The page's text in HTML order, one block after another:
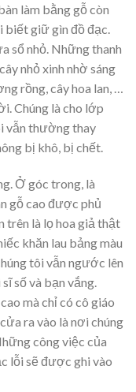
làm bằng gỗ còn
biết giữ gìn đồ đạc.
sổ nhỏ. Những thanh
nhỏ xinh nhờ sáng
rồng, cây hoa lan, …
Chúng là cho lớp
vẫn thường thay
bị khô, bị chết.
Ở góc trong, là
gỗ cao được phủ
trên là lọ hoa giả thật
khăn lau bảng màu
tôi vẫn ngước lên
số và bạn vắng.
mà chỉ có cô giáo
ra vào là nơi chúng
công việc của
lỗi sẽ được ghi vào